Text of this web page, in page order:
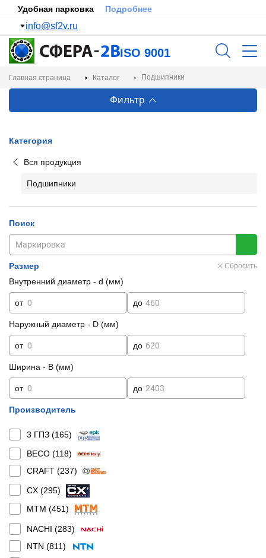
Удобная парковка Подробнее
info@sf2v.ru
ISO 9001
Главная страница Каталог Подшипники
Фильтр
Категория
Вся продукция
Подшипники
Поиск
Размер Сбросить
Внутренний диаметр - d (мм)
от до
Наружный диаметр - D (мм)
от до
Ширина - B (мм)
от до
Производитель
3 ГПЗ (165)
BECO (118)
CRAFT (237)
CX (295)
MTM (451)
NACHI (283)
NTN (811)